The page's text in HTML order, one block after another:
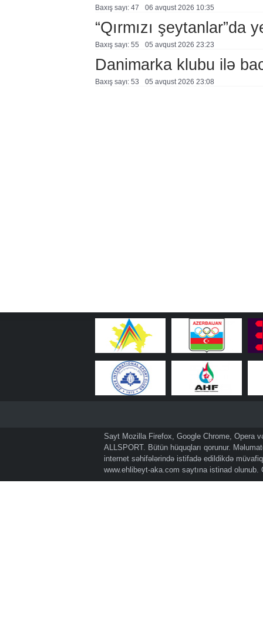
Baxış sayı: 47 06 avqust 2026 10:35
“Qırmızı şeytanlar”da
Baxış sayı: 55 05 avqust 2026 23:23
Danimarka klubu ilə
Baxış sayı: 53 05 avqust 2026 23:08
Sayt Mozilla Firefox, Google Chrome, Opera
ALLSPORT. Bütün hüquqları qorunur.
internet səhifələrində istifadə edildikdə
www.ehlibeyt-aka.com saytına istinad olunub.